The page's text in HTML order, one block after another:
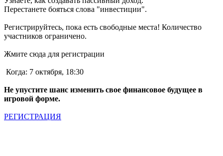
Перестанете бояться слова "инвестиции".
Регистрируйтесь, пока есть свободные места! Количество
участников ограничено.
Жмите сюда для регистрации
Когда: 7 октября, 18:30
Не упустите шанс изменить свое финансовое будущее в
игровой форме.
РЕГИСТРАЦИЯ